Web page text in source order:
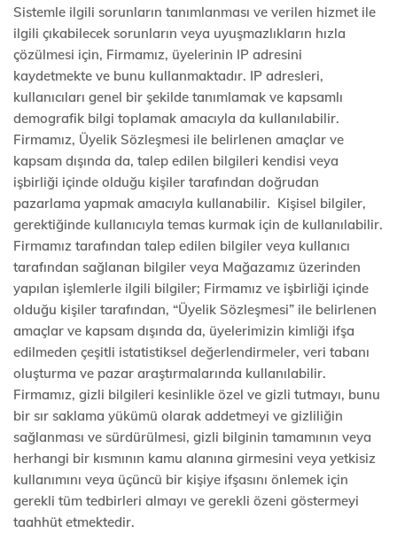
Sistemle ilgili sorunların tanımlanması ve verilen hizmet ile
ilgili çıkabilecek sorunların veya uyuşmazlıkların hızla
çözülmesi için, Firmamız, üyelerinin IP adresini
kaydetmekte ve bunu kullanmaktadır. IP adresleri,
kullanıcıları genel bir şekilde tanımlamak ve kapsamlı
demografik bilgi toplamak amacıyla da kullanılabilir.
Firmamız, Üyelik Sözleşmesi ile belirlenen amaçlar ve
kapsam dışında da, talep edilen bilgileri kendisi veya
işbirliği içinde olduğu kişiler tarafından doğrudan
pazarlama yapmak amacıyla kullanabilir. Kişisel bilgiler,
gerektiğinde kullanıcıyla temas kurmak için de kullanılabilir.
Firmamız tarafından talep edilen bilgiler veya kullanıcı
tarafından sağlanan bilgiler veya Mağazamız üzerinden
yapılan işlemlerle ilgili bilgiler; Firmamız ve işbirliği içinde
olduğu kişiler tarafından, “Üyelik Sözleşmesi” ile belirlenen
amaçlar ve kapsam dışında da, üyelerimizin kimliği ifşa
edilmeden çeşitli istatistiksel değerlendirmeler, veri tabanı
oluşturma ve pazar araştırmalarında kullanılabilir.
Firmamız, gizli bilgileri kesinlikle özel ve gizli tutmayı, bunu
bir sır saklama yükümü olarak addetmeyi ve gizliliğin
sağlanması ve sürdürülmesi, gizli bilginin tamamının veya
herhangi bir kısmının kamu alanına girmesini veya yetkisiz
kullanımını veya üçüncü bir kişiye ifşasını önlemek için
gerekli tüm tedbirleri almayı ve gerekli özeni göstermeyi
taahhüt etmektedir.